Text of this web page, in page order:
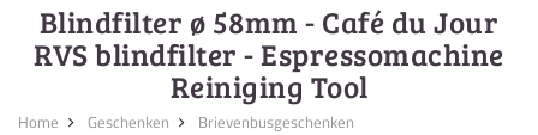
Blindfilter ø 58mm - Café du Jour
RVS blindfilter - Espressomachine
Reiniging Tool
Home Geschenken
Brievenbusgeschenken